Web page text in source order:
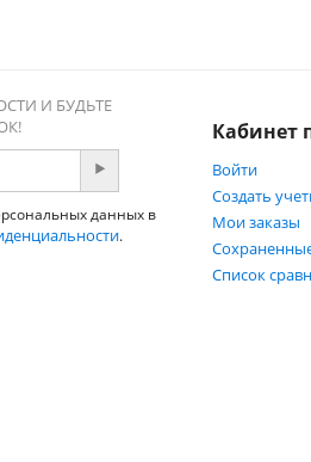
И БУДЬТЕ
данных в
.
Кабинет
Войти
Создать
Мои заказы
Список